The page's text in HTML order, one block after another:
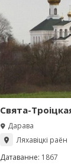
Свята-
Дарава
Ляхавіцкі раён
Датаванне: 1867